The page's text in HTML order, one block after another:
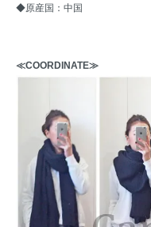
◆原産国：中国
≪COORDINATE≫